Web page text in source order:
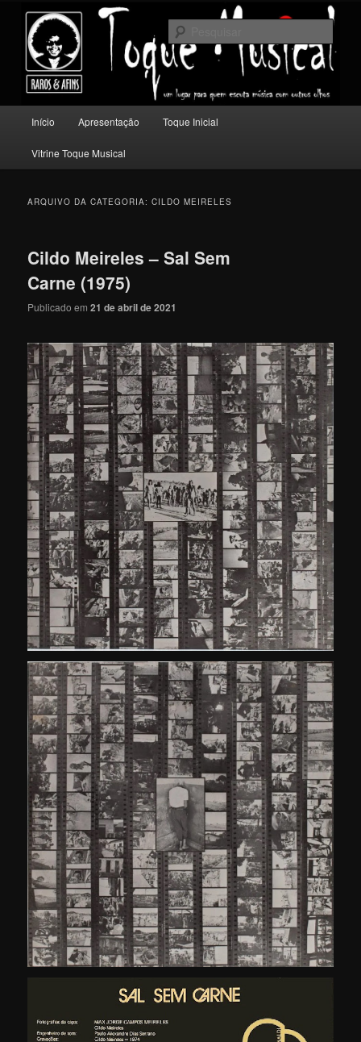
conteúdo
principal
conteúdo
secundário
Toque Musical
Um lugar para quem escuta música com outros olhos.
principal
Início Apresentação Toque Inicial
Vitrine Toque Musical
ARQUIVO DA CATEGORIA:CILDO MEIRELES
Cildo Meireles – Sal Sem
Carne (1975)
Publicado em21 de abril de 2021